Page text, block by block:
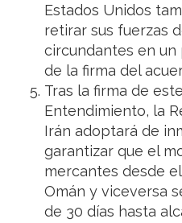
Estados Unidos
retirar sus fuerzas
circundantes en un
de la firma del
Tras la firma de
Entendimiento, la
Irán adoptará de
garantizar que el
mercantes desde
Omán y viceversa
de 30 días hasta